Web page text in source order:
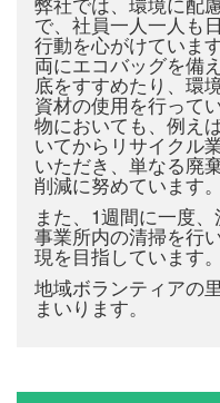
で、社員一人一人も
行動を心がけていま
両にエコバッグを備
底をすすめたり、環
資材の使用を行って
物においても、例え
いてからリサイクル
いただき、単なる廃
削減に努めています
また、1週間に一度
事業所内の清掃を行
現を目指しています。
地域ボランティアの
まいります。